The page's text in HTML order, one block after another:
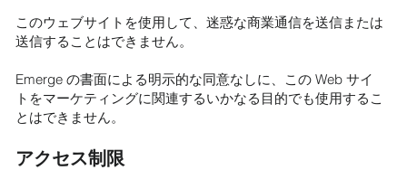
このウェブサイトを使用して、迷惑な商業通信を送信または
送信することはできません。
Emerge の書面による明示的な同意なしに、この Web サイ
トをマーケティングに関連するいかなる目的でも使用するこ
とはできません。
アクセス制限